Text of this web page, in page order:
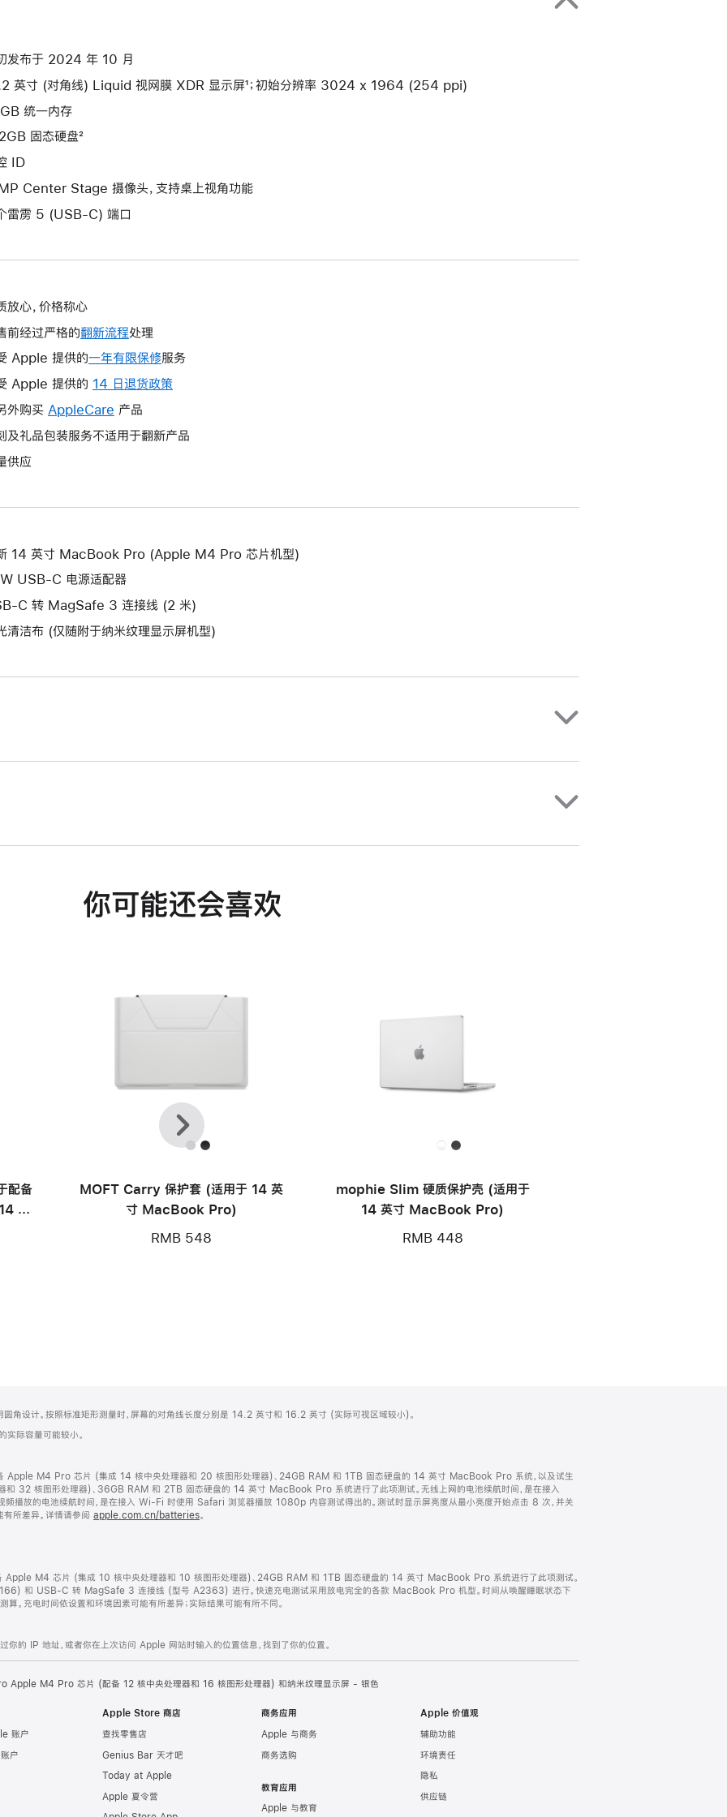
发布于 2024 年 10 月
英寸 (对角线) Liquid 视网膜 XDR 显示屏¹；初始分辨率 3024 x 1964 (254 ppi)
统一内存
固态硬盘²
ID
Center Stage 摄像头，支持桌上视角功能
雷雳 5 (USB-C) 端口
放心，价格称心
前经过严格的翻新流程处理
Apple 提供的一年有限保修此
操
打
服务
Apple 提供的 14 日退货政策
将
新
口。
外购买 AppleCare 此
操
开
的
窗
产品
及礼品包装服务不适用于翻新产品
供应
14 英寸 MacBook Pro (Apple M4 Pro 芯片机型)
USB-C 电源适配器
C 转 MagSafe 3 连接线 (2 米)
清洁布 (仅随附于纳米纹理显示屏机型)
你可能还会喜欢
配备
英
MOFT Carry 保护套 (适用于 14 英
寸 MacBook Pro)
RMB 548
mophie Slim 硬质保护壳 (适用于
14 英寸 MacBook Pro)
RMB 448
上
一
个
下
一
个
设计。按照标准矩形测量时，屏幕的对角线长度分别是 14.2 英寸和 16.2 英寸 (实际可视区域较小)。
际容量可能较小。
M4 Pro 芯片 (集成 14 核中央处理器和 20 核图形处理器)、24GB RAM 和 1TB 固态硬盘的 14 英寸 MacBook Pro 系统，以及试生
32 核图形处理器)、36GB RAM 和 2TB 固态硬盘的 14 英寸 MacBook Pro 系统进行了此项测试。无线上网的电池续航时间，是在接入
播放的电池续航时间，是在接入 Wi-Fi 时使用 Safari 浏览器播放 1080p 内容测试得出的。测试时显示屏亮度从最小亮度开始点击 8 次，并关
所差异。详情请参阅 apple.com.cn/batteries。
M4 芯片 (集成 10 核中央处理器和 10 核图形处理器)、24GB RAM 和 1TB 固态硬盘的 14 英寸 MacBook Pro 系统进行了此项测试。
和 USB-C 转 MagSafe 3 连接线 (型号 A2363) 进行。快速充电测试采用放电完全的各款 MacBook Pro 机型。时间从唤醒睡眠状态下
。充电时间依设置和环境因素可能有所差异；实际结果可能有所不同。
你的 IP 地址，或者你在上次访问 Apple 网站时输入的位置信息，找到了你的位置。
Apple M4 Pro 芯片 (配备 12 核中央处理器和 16 核图形处理器) 和纳米纹理显示屏 - 银色
账户
户
Apple Store 商店
查找零售店
Genius Bar 天才吧
Today at Apple
Apple 夏令营
商务应用
Apple 与商务
商务选购
教育应用
Apple 与教育
Apple 价值观
辅助功能
环境责任
隐私
供应链